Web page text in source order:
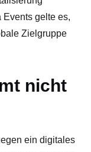
gelte es,
Zielgruppe
nicht
ein digitales